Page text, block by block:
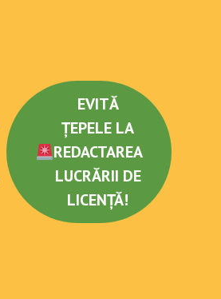
EVITĂ
ȚEPELE LA
REDACTAREA
LUCRĂRII DE
LICENȚĂ!